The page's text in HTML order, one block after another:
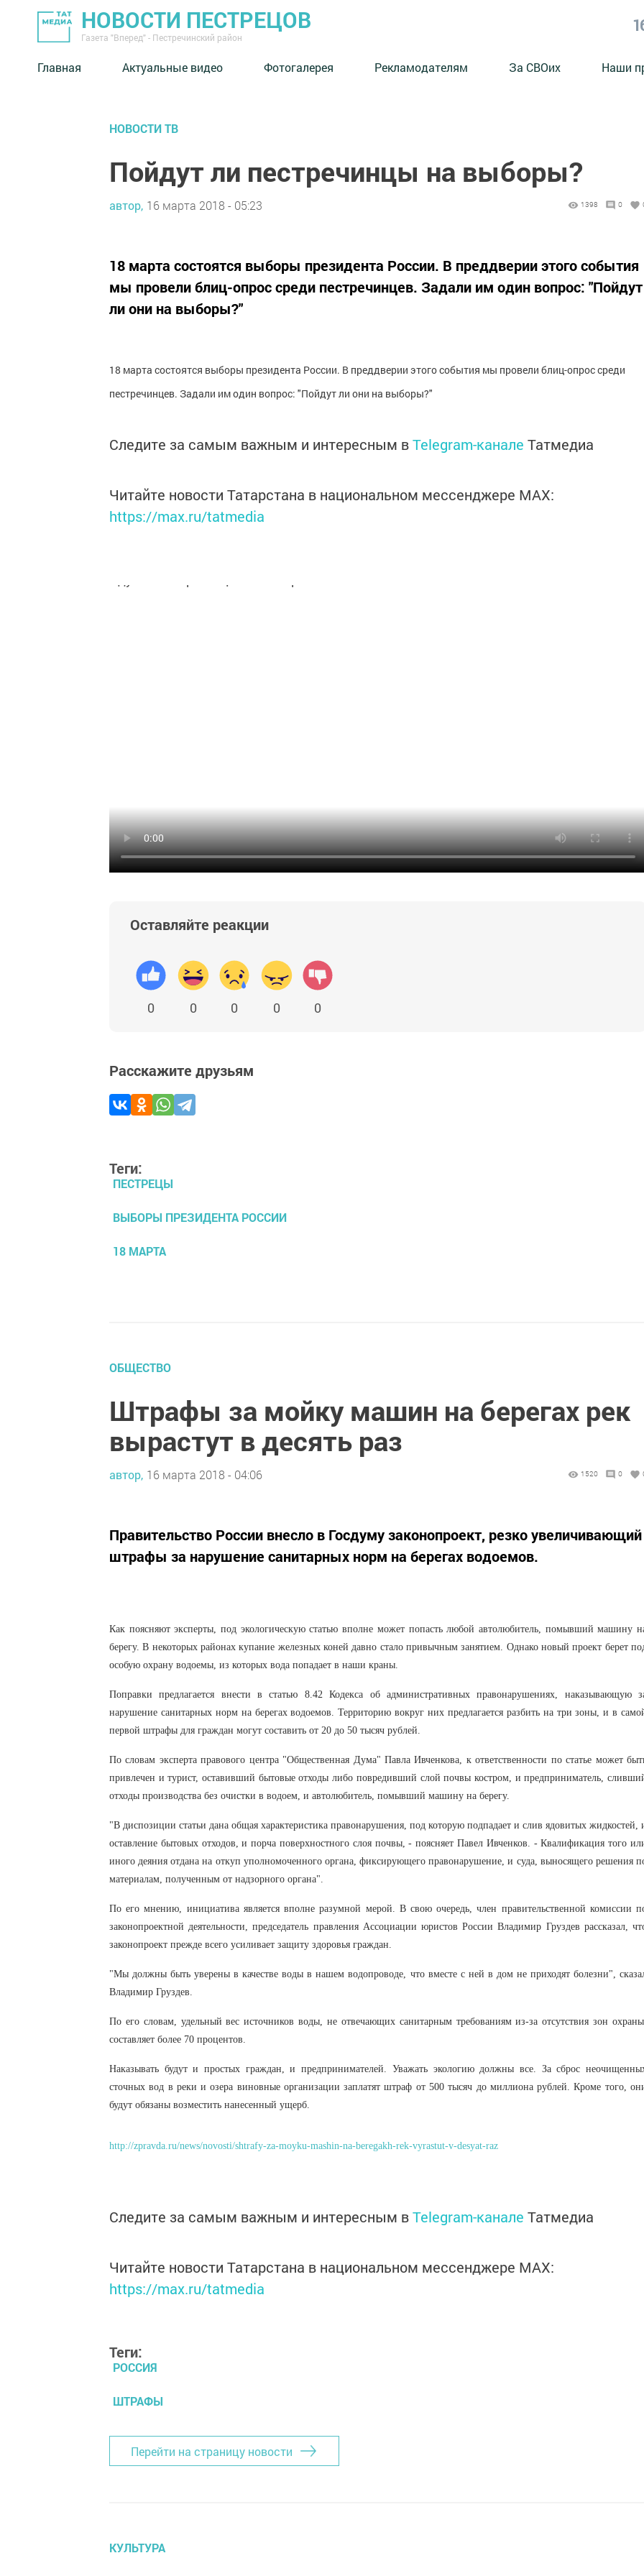
НОВОСТИ ПЕСТРЕЦОВ
Газета "Вперед" - Пестречинский район
Главная Актуальные видео Фотогалерея Рекламодателям За СВОих Наши
НОВОСТИ ТВ
Пойдут ли пестречинцы на выборы?
автор, 16 марта 2018 - 05:23 1398 0
18 марта состоятся выборы президента России. В преддверии этого события
мы провели блиц-опрос среди пестречинцев. Задали им один вопрос: "Пойдут
ли они на выборы?"
18 марта состоятся выборы президента России. В преддверии этого события мы провели блиц-опрос среди
пестречинцев. Задали им один вопрос: "Пойдут ли они на выборы?"
Следите за самым важным и интересным вTelegram-канале Татмедиа
Читайте новости Татарстана в национальном мессенджере MАХ:
https://max.ru/tatmedia
Оставляйте реакции
0 0 0 0 0
Расскажите друзьям
Теги:
ПЕСТРЕЦЫ
ВЫБОРЫ ПРЕЗИДЕНТА РОССИИ
18 МАРТА
ОБЩЕСТВО
Штрафы за мойку машин на берегах рек
вырастут в десять раз
автор, 16 марта 2018 - 04:06 1520 0
Правительство России внесло в Госдуму законопроект, резко увеличивающий
штрафы за нарушение санитарных норм на берегах водоемов.
Как поясняют эксперты, под экологическую статью вполне может попасть любой автолюбитель, помывший машину
берегу. В некоторых районах купание железных коней давно стало привычным занятием. Однако новый проект берет
особую охрану водоемы, из которых вода попадает в наши краны.
Поправки предлагается внести в статью 8.42 Кодекса об административных правонарушениях, наказывающую
нарушение санитарных норм на берегах водоемов. Территорию вокруг них предлагается разбить на три зоны, и в
первой штрафы для граждан могут составить от 20 до 50 тысяч рублей.
По словам эксперта правового центра "Общественная Дума" Павла Ивченкова, к ответственности по статье может
привлечен и турист, оставивший бытовые отходы либо повредивший слой почвы костром, и предприниматель,
отходы производства без очистки в водоем, и автолюбитель, помывший машину на берегу.
"В диспозиции статьи дана общая характеристика правонарушения, под которую подпадает и слив ядовитых жидкостей,
оставление бытовых отходов, и порча поверхностного слоя почвы, - поясняет Павел Ивченков. - Квалификация того
иного деяния отдана на откуп уполномоченного органа, фиксирующего правонарушение, и суда, выносящего решения
материалам, полученным от надзорного органа".
По его мнению, инициатива является вполне разумной мерой. В свою очередь, член правительственной комиссии
законопроектной деятельности, председатель правления Ассоциации юристов России Владимир Груздев рассказал,
законопроект прежде всего усиливает защиту здоровья граждан.
"Мы должны быть уверены в качестве воды в нашем водопроводе, что вместе с ней в дом не приходят болезни",
Владимир Груздев.
По его словам, удельный вес источников воды, не отвечающих санитарным требованиям из-за отсутствия зон
составляет более 70 процентов.
Наказывать будут и простых граждан, и предпринимателей. Уважать экологию должны все. За сброс
сточных вод в реки и озера виновные организации заплатят штраф от 500 тысяч до миллиона рублей. Кроме того,
будут обязаны возместить нанесенный ущерб.
http://zpravda.ru/news/novosti/shtrafy-za-moyku-mashin-na-beregakh-rek-vyrastut-v-desyat-raz
Следите за самым важным и интересным вTelegram-канале Татмедиа
Читайте новости Татарстана в национальном мессенджере MАХ:
https://max.ru/tatmedia
Теги:
РОССИЯ
ШТРАФЫ
Перейти на страницу новости
КУЛЬТУРА